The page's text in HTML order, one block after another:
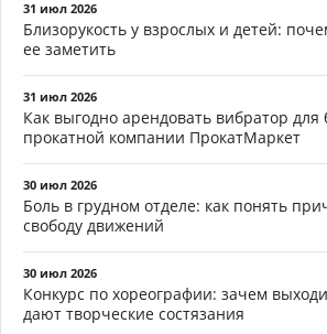
31 июл 2026
Близорукость у взрослых и детей:
ее заметить
31 июл 2026
Как выгодно арендовать вибратор для
прокатной компании ПрокатМаркет
30 июл 2026
Боль в грудном отделе: как понять
свободу движений
30 июл 2026
Конкурс по хореографии: зачем
дают творческие состязания